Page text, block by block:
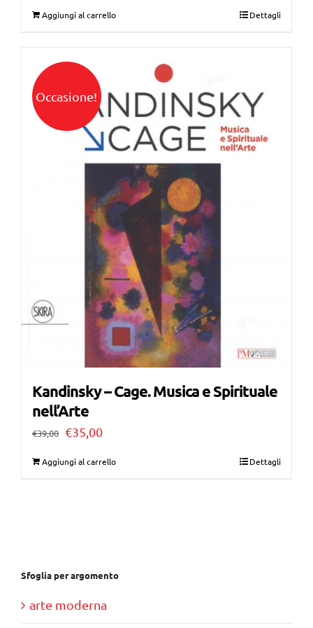
Aggiungi al carrello Dettagli
Occasione!
Kandinsky – Cage. Musica e Spirituale
nell’Arte
€39,00 Il
€35,00Il
Aggiungi al carrello Dettagli
Sfoglia per argomento
arte moderna